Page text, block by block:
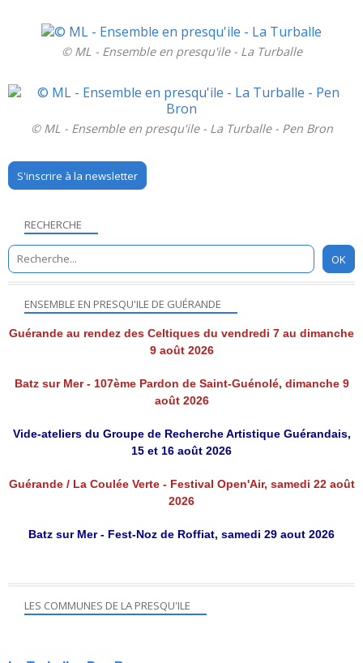
© ML - Ensemble en presqu'ile - La Turballe
© ML - Ensemble en presqu'ile - La Turballe - Pen Bron
S'inscrire à la newsletter
RECHERCHE
ENSEMBLE EN PRESQU'ILE DE GUÉRANDE
Guérande au rendez des Celtiques du vendredi 7 au dimanche
9 août 2026
Batz sur Mer - 107ème Pardon de Saint-Guénolé, dimanche 9
août 2026
Vide-ateliers du Groupe de Recherche Artistique Guérandais,
15 et 16 août 2026
Guérande / La Coulée Verte - Festival Open'Air, samedi 22 août
2026
Batz sur Mer - Fest-Noz de Roffiat, samedi 29 aout 2026
LES COMMUNES DE LA PRESQU'ILE